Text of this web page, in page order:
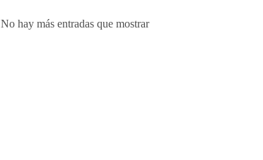
No hay más entradas que mostrar